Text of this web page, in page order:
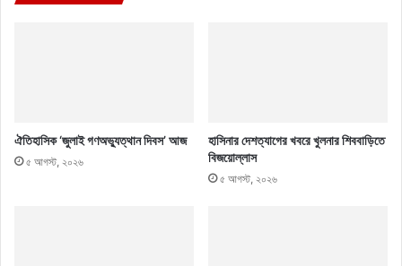
ঐতিহাসিক ‘জুলাই গণঅভ্যুত্থান দিবস’ আজ
৫ আগস্ট, ২০২৬
হাসিনার দেশত্যাগের খবরে খুলনার শিববাড়িতে
বিজয়োল্লাস
৫ আগস্ট, ২০২৬